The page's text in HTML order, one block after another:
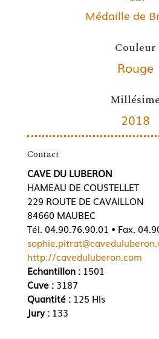
Médaille de
Couleur
Rouge
Millésime
2018
Contact
CAVE DU LUBERON
HAMEAU DE COUSTELLET
229 ROUTE DE CAVAILLON
84660 MAUBEC
Tél. 04.90.76.90.01 • Fax.
http://caveduluberon.com
Echantillon :1501
Cuve : 3187
Quantité : 125 Hls
Jury : 133